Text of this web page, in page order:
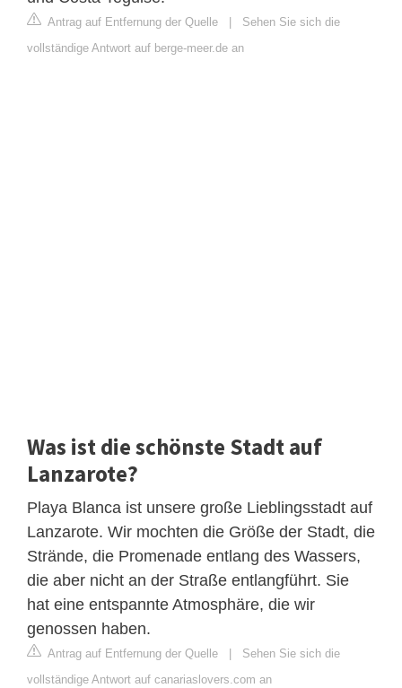
Antrag auf Entfernung der Quelle
Sehen Sie sich die
vollständige Antwort auf berge-meer.de an
Was ist die schönste Stadt auf
Lanzarote?
Playa Blanca ist unsere große Lieblingsstadt auf
Lanzarote. Wir mochten die Größe der Stadt, die
Strände, die Promenade entlang des Wassers,
die aber nicht an der Straße entlangführt. Sie
hat eine entspannte Atmosphäre, die wir
genossen haben.
Antrag auf Entfernung der Quelle
Sehen Sie sich die
vollständige Antwort auf canariaslovers.com an